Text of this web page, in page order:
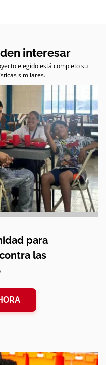
interesar
elegido está completo su
similares.
para
las